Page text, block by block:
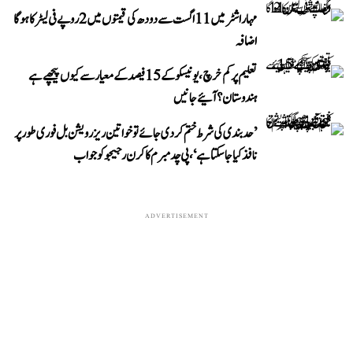
مہاراشٹر میں 11 اگست سے دودھ کی قیمتوں میں 2 روپے فی لیٹر کا ہوگا
اضافہ
تعلیم پر کم خرچ، یونیسکو کے 15 فیصد کے معیار سے کیوں پیچھے ہے
ہندوستان؟ آئیے جانیں
’حد بندی کی شرط ختم کر دی جائے تو خواتین ریزرویشن بل فوری طور پر
نافذ کیا جا سکتا ہے‘، پی چدمبرم کا کرن رجیجو کو جواب
ADVERTISEMENT